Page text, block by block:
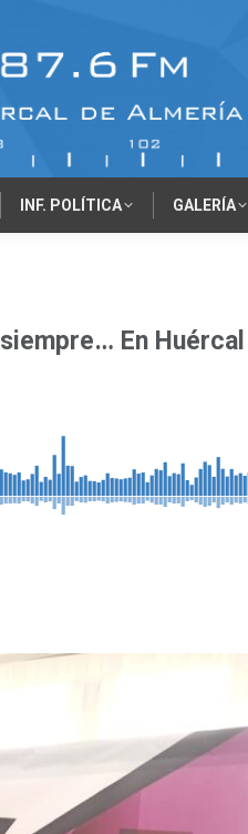
INF. POLÍTICA GALERÍA
En Huércal